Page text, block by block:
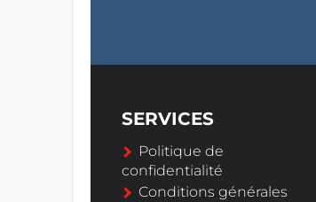
SERVICES
Politique de
confidentialité
Conditions générales